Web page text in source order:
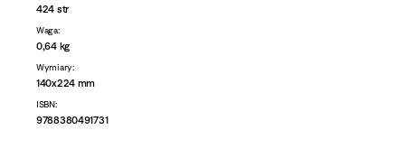
424 str
Waga:
0,64 kg
Wymiary:
140x224 mm
ISBN:
9788380491731